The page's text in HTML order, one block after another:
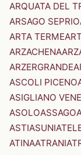
ARQUATA DEL
ARSAGO SEPRIO
ARTA TERME
ARZACHENA
ARZERGRANDE
ASCOLI PICENO
ASIGLIANO
ASOLOASSAGO
ASTIASUNI
ATINAATRANI